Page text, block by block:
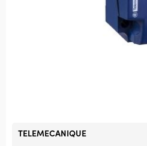
TELEMECANIQUE